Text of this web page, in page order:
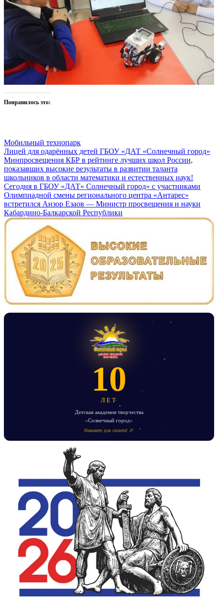
Понравилось это:
Мобильный технопарк
Навигация
по
записям
Лицей для одарённых детей ГБОУ «ДАТ «Солнечный город»
Минпросвещения КБР в рейтинге лучших школ России,
показавших высокие результаты в развитии таланта
школьников в области математики и естественных наук!
Сегодня в ГБОУ «ДАТ» Солнечный город» с участниками
Олимпиадной смены регионального центра «Антарес»
встретился Анзор Езаов — Министр просвещения и науки
Кабардино-Балкарской Республики
10
ЛЕТ
Детская академия творчества
«Солнечный город»
Нажмите для салюта! 🎉